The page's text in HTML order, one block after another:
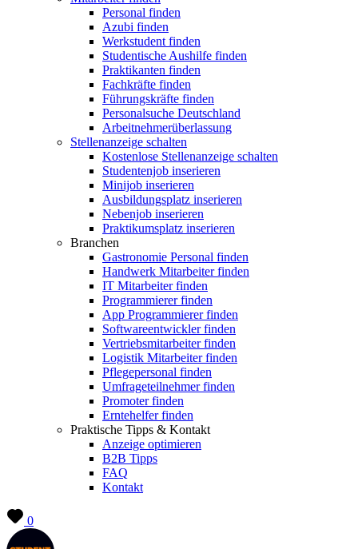
Personal finden
Azubi finden
Werkstudent finden
Studentische Aushilfe finden
Praktikanten finden
Fachkräfte finden
Führungskräfte finden
Personalsuche Deutschland
Arbeitnehmerüberlassung
Stellenanzeige schalten
Kostenlose Stellenanzeige schalten
Studentenjob inserieren
Minijob inserieren
Ausbildungsplatz inserieren
Nebenjob inserieren
Praktikumsplatz inserieren
Branchen
Gastronomie Personal finden
Handwerk Mitarbeiter finden
IT Mitarbeiter finden
Programmierer finden
App Programmierer finden
Softwareentwickler finden
Vertriebsmitarbeiter finden
Logistik Mitarbeiter finden
Pflegepersonal finden
Umfrageteilnehmer finden
Promoter finden
Erntehelfer finden
Praktische Tipps & Kontakt
Anzeige optimieren
B2B Tipps
FAQ
Kontakt
0